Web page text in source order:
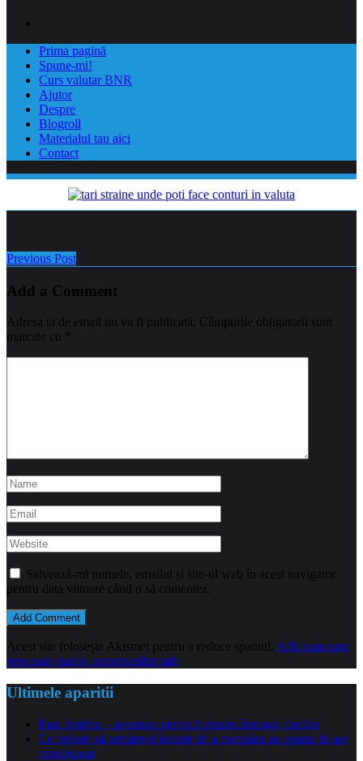
Prima pagină
Spune-mi!
Curs valutar BNR
Ajutor
Despre
Blogroll
Materialul tau aici
Contact
Previous Post
Add a Comment
Adresa ta de email nu va fi publicată. Câmpurile obligatorii sunt
marcate cu
Salvează-mi numele, emailul și site-ul web în acest navigator
pentru data viitoare când o să comentez.
Acest site folosește Akismet pentru a reduce spamul. Află cum sunt
procesate datele comentariilor tale
Ultimele aparitii
Parc Astérix – aventura perfectă pentru întreaga familie
Ce trebuie să urmărești înainte de a cumpăra un aparat de aer
condiționat